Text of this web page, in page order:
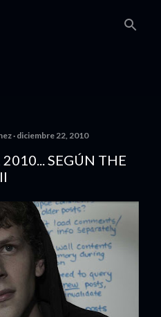
diciembre 22, 2010
SEGÚN THE